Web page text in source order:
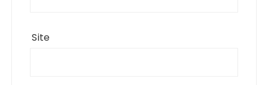
Site